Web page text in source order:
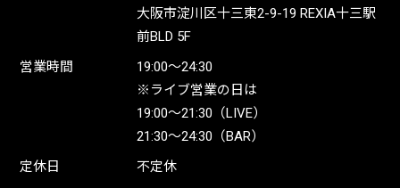
大阪市淀川区十三東2-9-19 REXIA十三駅
前BLD 5F
営業時間
19:00〜24:30
※ライブ営業の日は
19:00〜21:30（LIVE）
21:30〜24:30（BAR）
定休日
不定休